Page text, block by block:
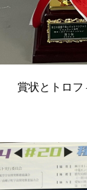
賞状とトロフ